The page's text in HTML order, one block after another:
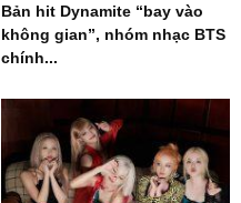
Bản hit Dynamite “bay vào
không gian”, nhóm nhạc BTS
chính...